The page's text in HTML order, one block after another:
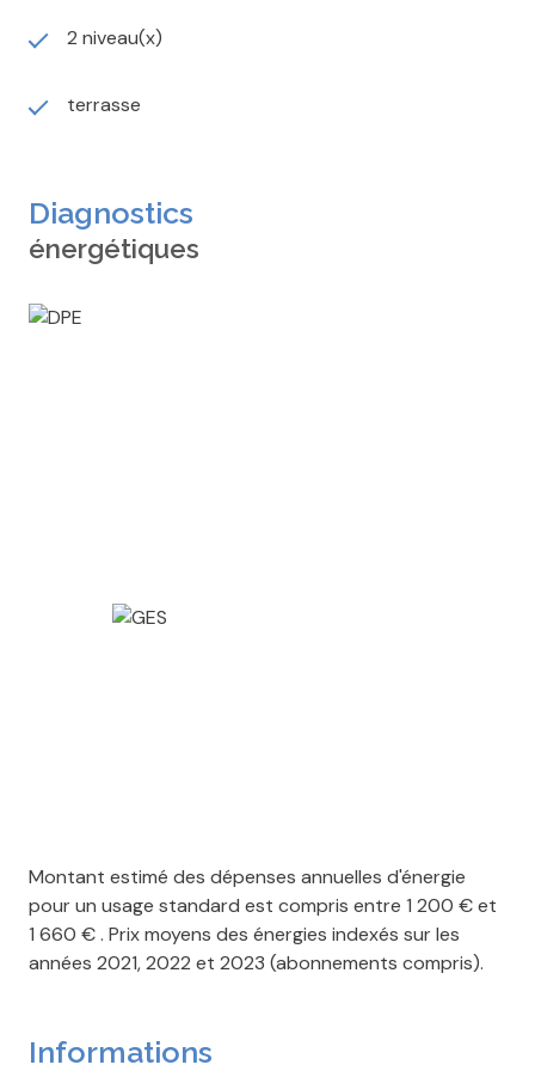
2 niveau(x)
terrasse
Diagnostics
énergétiques
Montant estimé des dépenses annuelles d'énergie
pour un usage standard est compris entre 1 200 € et
1 660 € . Prix moyens des énergies indexés sur les
années 2021, 2022 et 2023 (abonnements compris).
Informations